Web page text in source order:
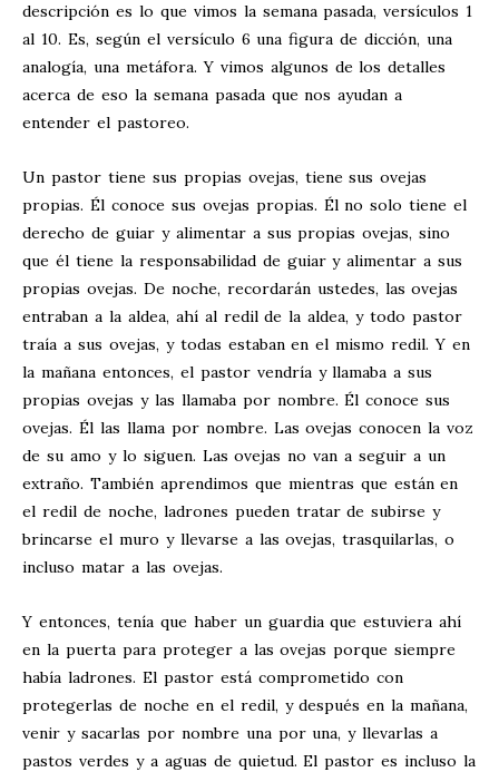
descripción es lo que vimos la semana pasada, versículos 1
al 10. Es, según el versículo 6 una figura de dicción, una
analogía, una metáfora. Y vimos algunos de los detalles
acerca de eso la semana pasada que nos ayudan a
entender el pastoreo.
Un pastor tiene sus propias ovejas, tiene sus ovejas
propias. Él conoce sus ovejas propias. Él no solo tiene el
derecho de guiar y alimentar a sus propias ovejas, sino
que él tiene la responsabilidad de guiar y alimentar a sus
propias ovejas. De noche, recordarán ustedes, las ovejas
entraban a la aldea, ahí al redil de la aldea, y todo pastor
traía a sus ovejas, y todas estaban en el mismo redil. Y en
la mañana entonces, el pastor vendría y llamaba a sus
propias ovejas y las llamaba por nombre. Él conoce sus
ovejas. Él las llama por nombre. Las ovejas conocen la voz
de su amo y lo siguen. Las ovejas no van a seguir a un
extraño. También aprendimos que mientras que están en
el redil de noche, ladrones pueden tratar de subirse y
brincarse el muro y llevarse a las ovejas, trasquilarlas, o
incluso matar a las ovejas.
Y entonces, tenía que haber un guardia que estuviera ahí
en la puerta para proteger a las ovejas porque siempre
había ladrones. El pastor está comprometido con
protegerlas de noche en el redil, y después en la mañana,
venir y sacarlas por nombre una por una, y llevarlas a
pastos verdes y a aguas de quietud. El pastor es incluso la